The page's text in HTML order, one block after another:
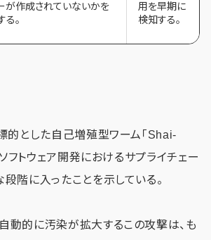
が作成されていないかを
る。
用を早期に
検知する。
的とした自己増殖型ワーム「Shai-
フトウェア開発におけるサプライチェー
階に入ったことを示している。
動的に汚染が拡大するこの攻撃は、も